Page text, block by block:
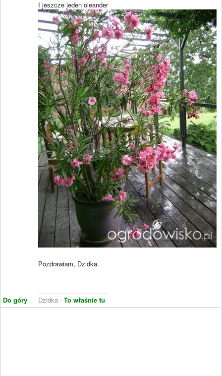
Do góry
I jeszcze jeden oleander
Pozdrawiam, Dzidka.
Dzidka - To właśnie tu